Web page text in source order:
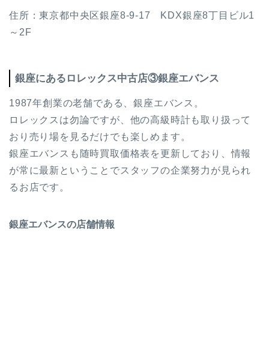
住所：東京都中央区銀座8-9-17 KDX銀座8丁目ビル1
～2F
銀座にあるロレックス中古店③銀座エバンス
1987年創業の老舗である、銀座エバンス。
ロレックスは勿論ですが、他の高級時計も取り扱って
おり売り場を見るだけでも楽しめます。
銀座エバンスも随時買取価格表を更新しており、情報
が常に最新ということでスタッフの企業努力が見られ
るお店です。
銀座エバンスの店舗情報